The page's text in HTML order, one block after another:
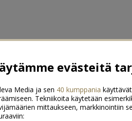
evästeitä
Media ja sen 40 kumppania
Tekniikoita käytetään
mittaukseen, markkinointiin